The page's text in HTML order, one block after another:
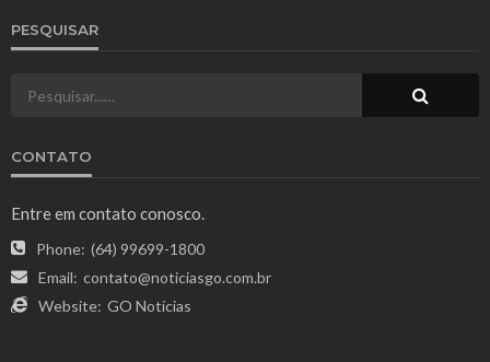
PESQUISAR
CONTATO
Entre em contato conosco.
Phone: (64) 99699-1800
Email: contato@noticiasgo.com.br
Website: GO Notícias